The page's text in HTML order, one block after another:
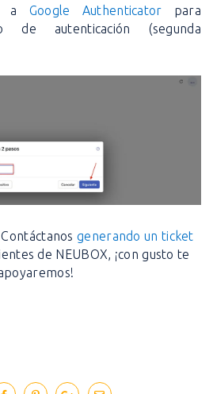
a Google Authenticator para
autenticación (segunda
generando un ticket
de NEUBOX, ¡con gusto te